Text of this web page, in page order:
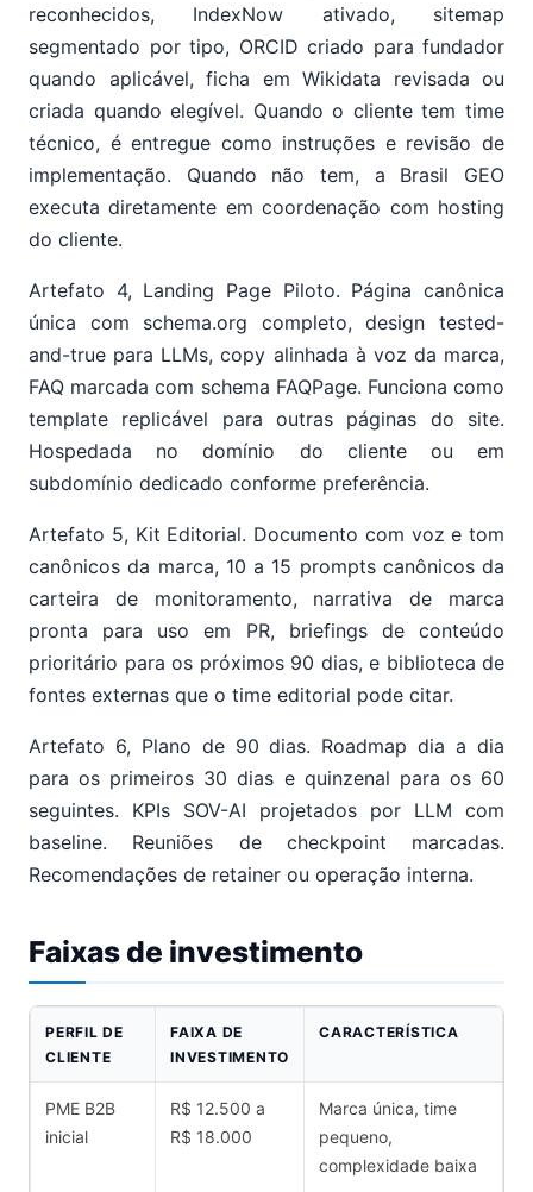
reconhecidos, IndexNow ativado, sitemap
segmentado por tipo, ORCID criado para fundador
quando aplicável, ficha em Wikidata revisada ou
criada quando elegível. Quando o cliente tem time
técnico, é entregue como instruções e revisão de
implementação. Quando não tem, a Brasil GEO
executa diretamente em coordenação com hosting
do cliente.
Artefato 4, Landing Page Piloto. Página canônica
única com schema.org completo, design tested-
and-true para LLMs, copy alinhada à voz da marca,
FAQ marcada com schema FAQPage. Funciona como
template replicável para outras páginas do site.
Hospedada no domínio do cliente ou em
subdomínio dedicado conforme preferência.
Artefato 5, Kit Editorial. Documento com voz e tom
canônicos da marca, 10 a 15 prompts canônicos da
carteira de monitoramento, narrativa de marca
pronta para uso em PR, briefings de conteúdo
prioritário para os próximos 90 dias, e biblioteca de
fontes externas que o time editorial pode citar.
Artefato 6, Plano de 90 dias. Roadmap dia a dia
para os primeiros 30 dias e quinzenal para os 60
seguintes. KPIs SOV-AI projetados por LLM com
baseline. Reuniões de checkpoint marcadas.
Recomendações de retainer ou operação interna.
Faixas de investimento
PERFIL DE
CLIENTE
FAIXA DE
INVESTIMENTO
CARACTERÍSTICA
PME B2B
inicial
R$ 12.500 a
R$ 18.000
Marca única, time
pequeno,
complexidade baixa